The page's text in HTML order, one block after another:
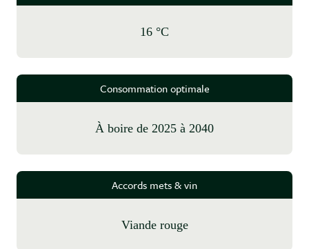
16 °C
Consommation optimale
à boire de 2025 à 2040
Accords mets & vin
Viande rouge